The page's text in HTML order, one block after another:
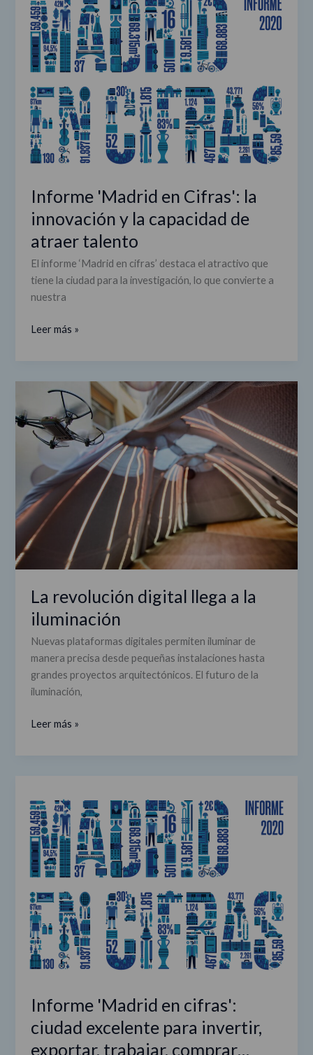
Informe 'Madrid en Cifras': la
innovación y la capacidad de
atraer talento
El informe ‘Madrid en cifras’ destaca el atractivo que
tiene la ciudad para la investigación, lo que convierte a
nuestra
'Madrid
en
Cifras':
la
y
la
capacidad
de
atraer
Leer más »
La revolución digital llega a la
iluminación
Nuevas plataformas digitales permiten iluminar de
manera precisa desde pequeñas instalaciones hasta
grandes proyectos arquitectónicos. El futuro de la
iluminación,
revolución
digital
llega
la
iluminación
Leer más »
Informe 'Madrid en cifras':
ciudad excelente para invertir,
exportar, trabajar, comprar…
'Madrid
en
cifras':
ciudad
excelente
invertir,
exportar,
trabajar,
comprar…